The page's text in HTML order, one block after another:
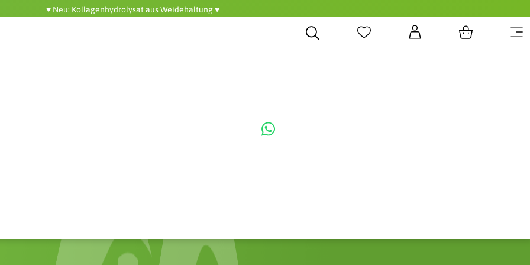
♥️ Neu: Kollagenhydrolysat aus Weidehaltung ♥️